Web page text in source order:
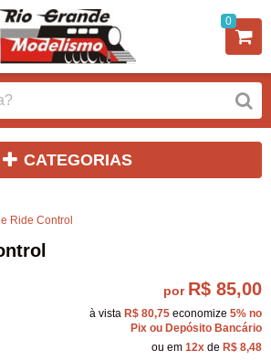
0
CATEGORIAS
Ride Control
por R$ 85,00
à vista R$ 80,75 economize 5% no
Pix ou Depósito Bancário
ou em 12x de R$ 8,48